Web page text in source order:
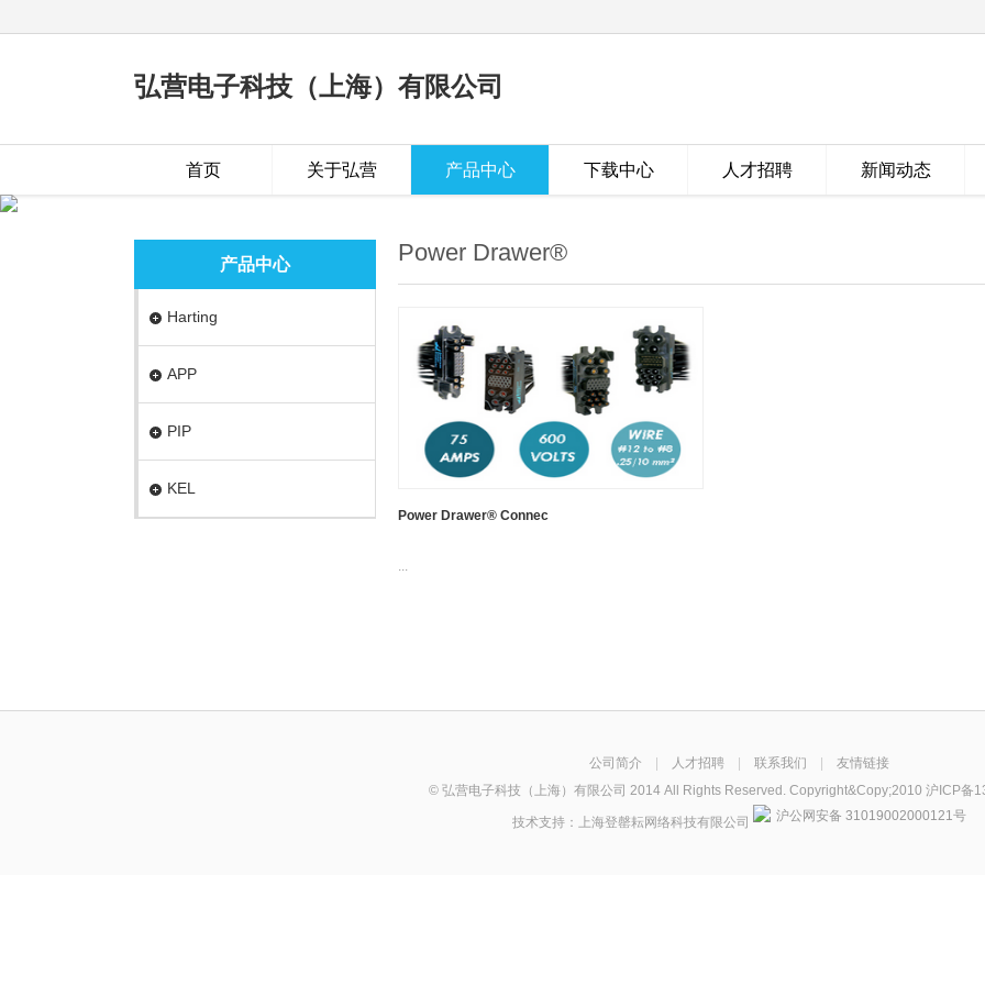
弘营电子科技（上海）有限公司
首页 关于弘营 产品中心 下载中心 人才招聘 新闻动态
产品中心
Harting
APP
PIP
KEL
Power Drawer®
Power Drawer® Connec
...
公司简介 人才招聘 联系我们
友情链接
© 弘营电子科技（上海）有限公司 2014 All Rights Reserved. Copyright&Copy;2010 沪ICP备
技术支持： 上海登罄耘网络科技有限公司 沪公网安备 31019002000121号